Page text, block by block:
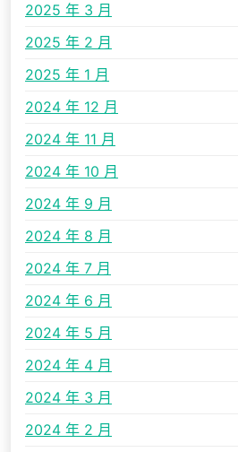
2025 年 3 月
2025 年 2 月
2025 年 1 月
2024 年 12 月
2024 年 11 月
2024 年 10 月
2024 年 9 月
2024 年 8 月
2024 年 7 月
2024 年 6 月
2024 年 5 月
2024 年 4 月
2024 年 3 月
2024 年 2 月